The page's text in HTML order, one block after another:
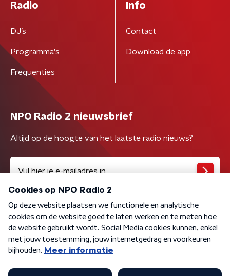
Radio
DJ’s
Programma's
Frequenties
Info
Contact
Download de app
NPO Radio 2 nieuwsbrief
Altijd op de hoogte van het laatste radio nieuws?
Algemene voorwaarden